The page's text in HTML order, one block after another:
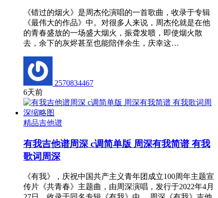
《错过的烟火》是周杰伦演唱的一首歌曲，收录于专辑
《最伟大的作品》中。对很多人来说，周杰伦就是在他
的青春盛放的一场盛大烟火，振聋发聩，即使烟火散
去，余下的灰烬甚至也能陪伴余生，庆幸这…
2570834467
6天前
精品吉他谱
有我吉他谱周深 c调简单版 周深有我简谱 有我
歌词周深
《有我》，庆祝中国共产主义青年团成立100周年主题宣
传片《共青春》主题曲，由周深演唱，发行于2022年4月